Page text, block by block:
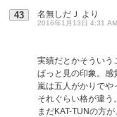
43 名無しだＪ より
2016年1月13日 4:31 AM
実績だとかそういう
ぱっと見の印象。感
嵐は五人がかりでや
それぐらい格が違う。
まだKAT-TUNの方